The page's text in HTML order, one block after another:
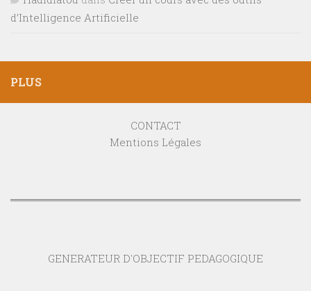
d’Intelligence Artificielle
PLUS
CONTACT
Mentions Légales
GENERATEUR D'OBJECTIF PEDAGOGIQUE